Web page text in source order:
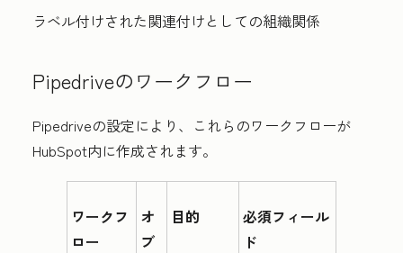
ラベル付けされた関連付けとしての組織関係
Pipedriveのワークフロー
Pipedriveの設定により、これらのワークフローが
HubSpot内に作成されます。
ワークフ
ロー
オ
ブ
目的
必須フィール
ド